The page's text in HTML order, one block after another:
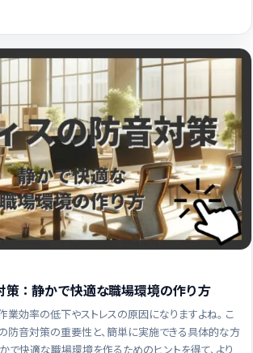
策：静かで快適な職場環境の作り方
業効率の低下やストレスの原因になりますよね。 こ
防音対策の重要性と、簡単に実施できる具体的な方
で快適な職場環境を作るためのヒントを得て、より